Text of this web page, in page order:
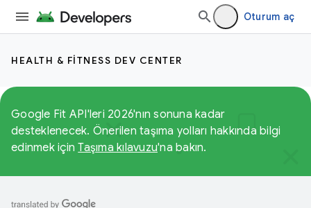
Oturum aç
HEALTH & FITNESS DEV CENTER
Google Fit API'leri 2026'nın sonuna kadar
desteklenecek. Önerilen taşıma yolları hakkında bilgi
edinmek içinTaşıma kılavuzu'na bakın.